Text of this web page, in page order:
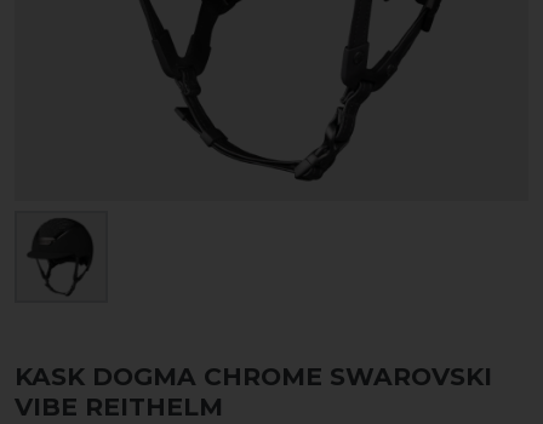
KASK DOGMA CHROME SWAROVSKI
VIBE REITHELM